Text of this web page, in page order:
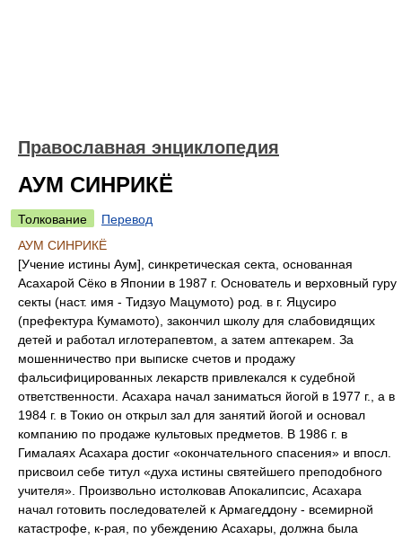
Православная энциклопедия
АУМ СИНРИКЁ
Толкование
Перевод
АУМ СИНРИКЁ
[Учение истины Аум], синкретическая секта, основанная
Асахарой Сёко в Японии в 1987 г. Основатель и верховный гуру
секты (наст. имя - Тидзуо Мацумото) род. в г. Яцусиро
(префектура Кумамото), закончил школу для слабовидящих
детей и работал иглотерапевтом, а затем аптекарем. За
мошенничество при выписке счетов и продажу
фальсифицированных лекарств привлекался к судебной
ответственности. Асахара начал заниматься йогой в 1977 г., а в
1984 г. в Токио он открыл зал для занятий йогой и основал
компанию по продаже культовых предметов. В 1986 г. в
Гималаях Асахара достиг «окончательного спасения» и впосл.
присвоил себе титул «духа истины святейшего преподобного
учителя». Произвольно истолковав Апокалипсис, Асахара
начал готовить последователей к Армагеддону - всемирной
катастрофе, к-рая, по убеждению Асахары, должна была